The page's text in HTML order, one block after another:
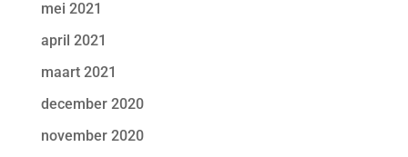
mei 2021
april 2021
maart 2021
december 2020
november 2020